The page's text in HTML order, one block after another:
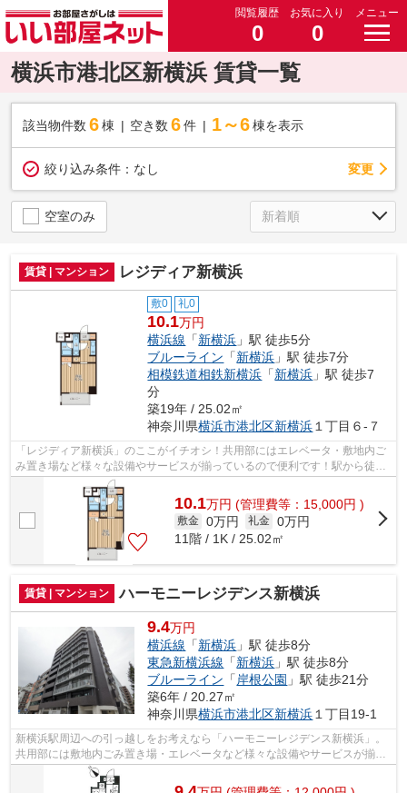
閲覧履歴
0
お気に入り
0
メニュー
横浜市港北区新横浜 賃貸一覧
該当物件数 6棟 空き数 6 件 1～6 棟を表示
絞り込み条件： なし 変更
空室のみ
賃貸 | マンション レジディア新横浜
敷0 礼0
10.1万円
横浜線 「新横浜 」駅 徒歩5分
ブルーライン 「新横浜 」駅 徒歩7分
相模鉄道相鉄新横浜 「新横浜 」駅 徒歩7
分
築19年 / 25.02㎡
神奈川県横浜市港北区新横浜１丁目６-７
「レジディア新横浜」のここがイチオシ！共用部にはエレベータ・敷地内ご
み置き場など様々な設備やサービスが揃っているので便利です！駅から徒歩
5分というアクセス良好な駅近物件はい...
10.1万円 (管理費等：15,000円 )
敷金 0万円 礼金 0万円
11階 / 1K / 25.02㎡
賃貸 | マンション ハーモニーレジデンス新横浜
9.4万円
横浜線 「新横浜 」駅 徒歩8分
東急新横浜線 「新横浜 」駅 徒歩8分
ブルーライン 「 岸根公園 」駅 徒歩21分
築6年 / 20.27㎡
神奈川県横浜市港北区新横浜 １丁目19-1
新横浜駅周辺への引っ越しをお考えなら「ハーモニーレジデンス新横浜」。
共用部には敷地内ごみ置き場・エレベータなど様々な設備やサービスが揃っ
ているので便利です。築6年のイチオシ...